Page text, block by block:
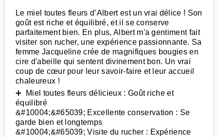
Le miel toutes fleurs d’Albert est un vrai délice ! Son
goût est riche et équilibré, et il se conserve
parfaitement bien. En plus, Albert m'a gentiment fait
visiter son rucher, une expérience passionnante. Sa
femme Jacqueline crée de magnifiques bougies en
cire d'abeille qui sentent divinement bon. Un vrai
coup de cœur pour leur savoir-faire et leur accueil
chaleureux !
➕ Miel toutes fleurs délicieux : Goût riche et
équilibré
&#10004;&#65039; Excellente conservation : Se
garde bien et longtemps
&#10004;&#65039; Visite du rucher : Expérience